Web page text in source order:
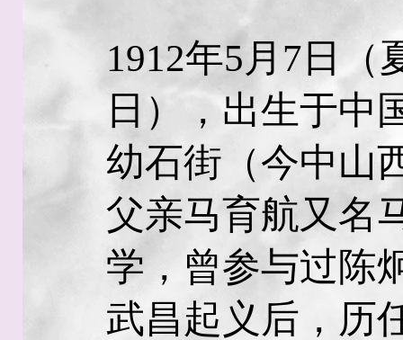
1912年5月7日（
日），出生于中
幼石街（今中山
父亲马育航又名
学，曾参与过陈
武昌起义后，历